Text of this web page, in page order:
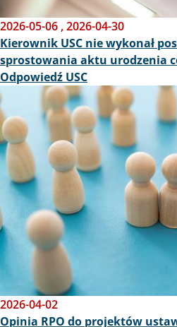
2026-05-06 ,2026-04-30
Kierownik USC nie wykonał
sprostowania aktu urodzenia
Odpowiedź USC
Obraz
2026-04-02
Opinia RPO do projektów